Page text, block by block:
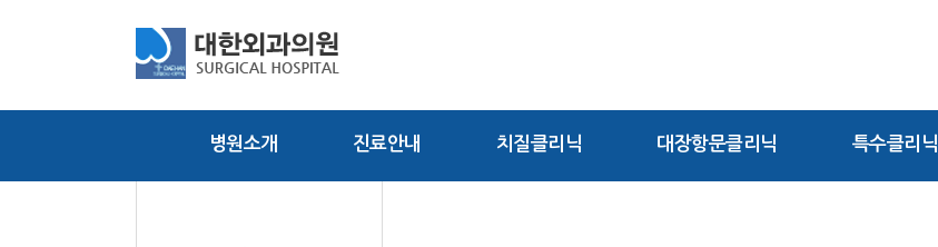
병원소개 진료안내 치질클리닉 대장항문클리닉 특수클리닉